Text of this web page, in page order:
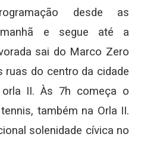
desde as
e segue até a
sai do Marco Zero
ruas do centro da cidade
II. Às 7h começa o
também na Orla II.
solenidade cívica no